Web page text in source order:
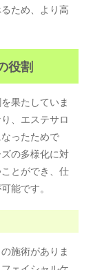
ため、より高
役割
果たしていま
、エステサロ
ったためで
の多様化に対
とができ、仕
能です。
施術がありま